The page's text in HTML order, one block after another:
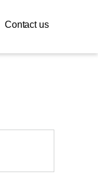
Contact us